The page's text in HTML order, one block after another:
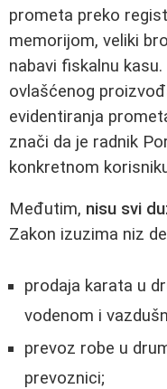
prometa preko
memorijom, veliki
nabavi fiskalnu
ovlašćenog
evidentiranja
znači da je radnik
konkretnom
Međutim, nisu svi
Zakon izuzima niz
prodaja karata u
vodenom i
prevoz robe u
prevoznici;